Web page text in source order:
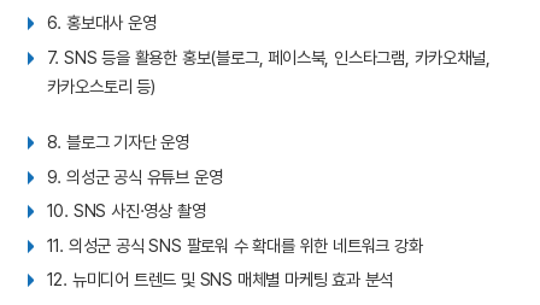
6. 홍보대사 운영
7. SNS 등을 활용한 홍보(블로그, 페이스북, 인스타그램, 카카오채널,
카카오스토리 등)
8. 블로그 기자단 운영
9. 의성군 공식 유튜브 운영
10. SNS 사진·영상 촬영
11. 의성군 공식 SNS 팔로워 수 확대를 위한 네트워크 강화
12. 뉴미디어 트렌드 및 SNS 매체별 마케팅 효과 분석